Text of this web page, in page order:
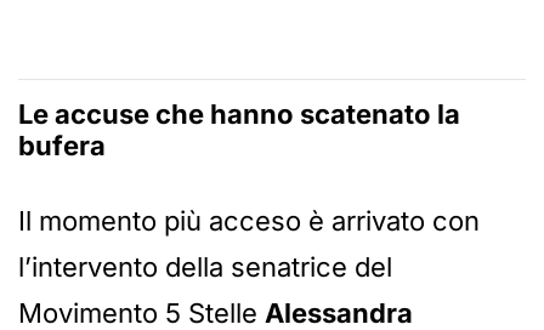
Le accuse che hanno scatenato la
bufera
Il momento più acceso è arrivato con
l’intervento della senatrice del
Movimento 5 Stelle Alessandra